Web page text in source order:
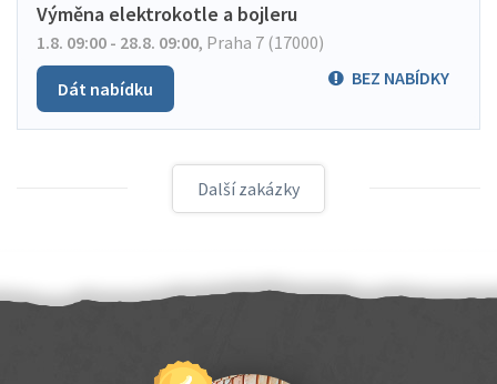
Výměna elektrokotle a bojleru
1.8. 09:00 - 28.8. 09:00, Praha 7 (17000)
BEZ NABÍDKY
Dát nabídku
Další zakázky